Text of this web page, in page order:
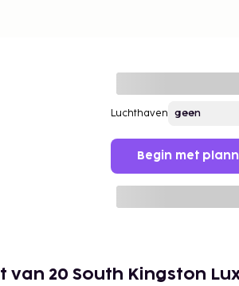
Luchthaven
Begin met
van 20 South Kingston